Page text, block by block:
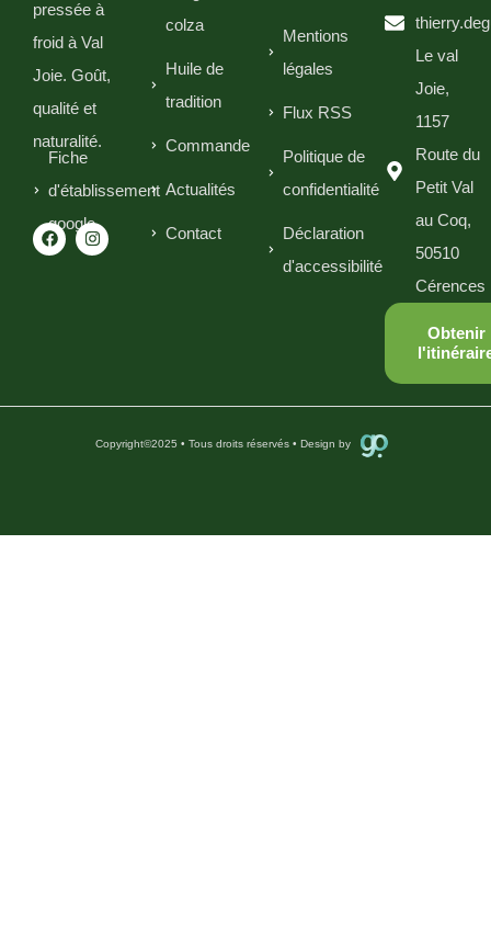
pressée à
froid à Val
Joie. Goût,
qualité et
naturalité.
Fiche
d'établissement
google
colza
Huile de
tradition
Commande
Actualités
Contact
Mentions
légales
Flux RSS
Politique de
confidentialité
Déclaration
d'accessibilité
Le val
Joie,
1157
Route du
Petit Val
au Coq,
50510
Cérences
Obtenir
Copyright©2025 • Tous droits réservés • Design by